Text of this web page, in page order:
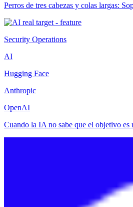
Perros de tres cabezas y colas largas:
Security Operations
AI
Hugging Face
Anthropic
OpenAI
Cuando la IA no sabe que el objetivo es